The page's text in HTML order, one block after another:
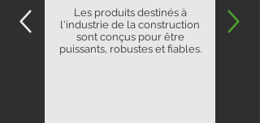
Les produits destinés à
l'industrie de la construction
sont conçus pour être
puissants, robustes et fiables.